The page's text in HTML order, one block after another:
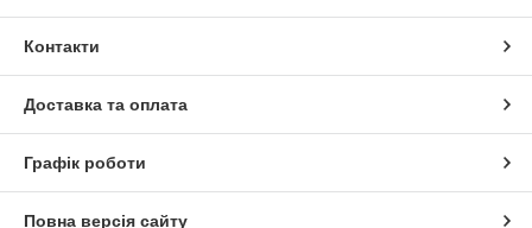
Контакти
Доставка та оплата
Графік роботи
Повна версія сайту